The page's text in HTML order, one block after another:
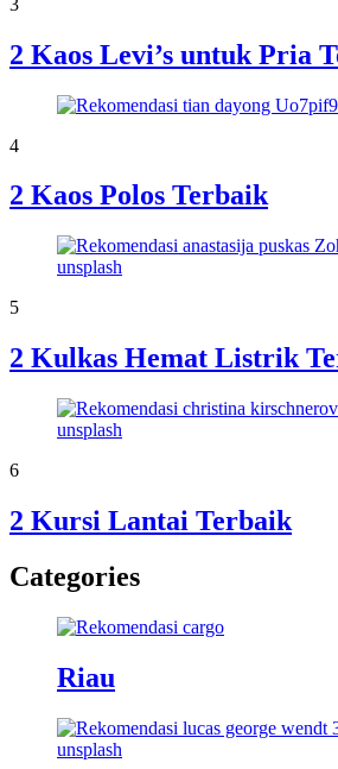
2 Kaos Levi’s untuk Pria
4
2 Kaos Polos Terbaik
5
2 Kulkas Hemat Listrik
6
2 Kursi Lantai Terbaik
Categories
Riau